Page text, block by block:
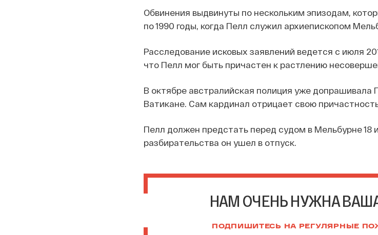
Обвинения выдвинуты по нескольким эпизодам,
по 1990 годы, когда Пелл служил архиепископом
Расследование исковых заявлений ведется с июля
что Пелл мог быть причастен к растлению
В октябре австралийская полиция уже допрашивала
Ватикане. Сам кардинал отрицает свою
Пелл должен предстать перед судом в Мельбурне 18
разбирательства он ушел в отпуск.
НАМ ОЧЕНЬ НУЖНА
ПОДПИШИТЕСЬ НА РЕГУЛЯРНЫЕ